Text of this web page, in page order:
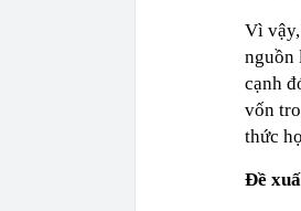
Vì
nguồn
cạnh
vốn
thức
Đề